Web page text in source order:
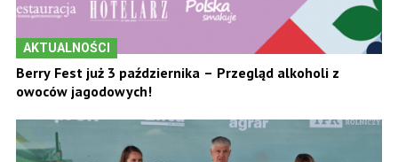
AKTUALNOŚCI
Berry Fest już 3 października – Przegląd alkoholi z
owoców jagodowych!